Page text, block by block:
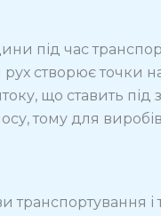
під час
створює точки
що ставить під
тому для
транспортування і